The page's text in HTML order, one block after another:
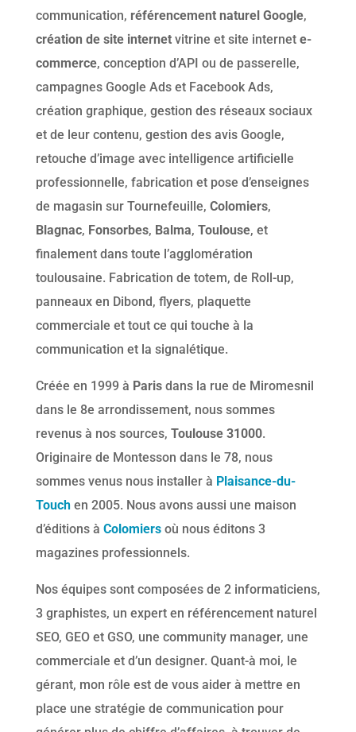
communication, référencement naturel Google,
création de site internetvitrine et site internet e-
commerce, conception d’API ou de passerelle,
campagnes Google Ads et Facebook Ads,
création graphique, gestion des réseaux sociaux
et de leur contenu, gestion des avis Google,
retouche d’image avec intelligence artificielle
professionnelle, fabrication et pose d’enseignes
de magasin sur Tournefeuille, Colomiers,
Blagnac, Fonsorbes, Balma, Toulouse, et
finalement dans toute l’agglomération
toulousaine. Fabrication de totem, de Roll-up,
panneaux en Dibond, flyers, plaquette
commerciale et tout ce qui touche à la
communication et la signalétique.
Créée en 1999 à Parisdans la rue de Miromesnil
dans le 8e arrondissement, nous sommes
revenus à nos sources, Toulouse 31000.
Originaire de Montesson dans le 78, nous
sommes venus nous installer à Plaisance-du-
Touchen 2005. Nous avons aussi une maison
d’éditions à Colomiersoù nous éditons 3
magazines professionnels.
Nos équipes sont composées de 2 informaticiens,
3 graphistes, un expert en référencement naturel
SEO, GEO et GSO, une community manager, une
commerciale et d’un designer. Quant-à moi, le
gérant, mon rôle est de vous aider à mettre en
place une stratégie de communication pour